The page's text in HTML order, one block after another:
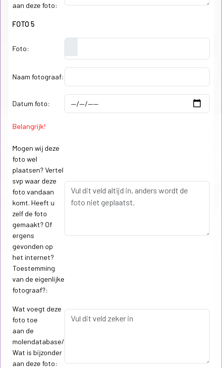
aan deze foto:
FOTO 5
Foto:
Naam fotograaf:
Datum foto:
Belangrijk!
Mogen wij deze
foto wel
plaatsen? Vertel
svp waar deze
foto vandaan
komt. Heeft u
zelf de foto
gemaakt? Of
ergens
gevonden op
het internet?
Toestemming
van de eigenlijke
fotograaf?:
Wat voegt deze
foto toe
aan de
molendatabase/
Wat is bijzonder
aan deze foto: